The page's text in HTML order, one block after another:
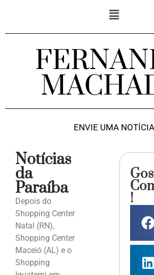
ENVIE UMA NOTÍCIA
Notícias
da
Paraíba
Depois do
Shopping Center
Natal (RN),
Shopping Center
Maceió (AL) e o
Shopping
!